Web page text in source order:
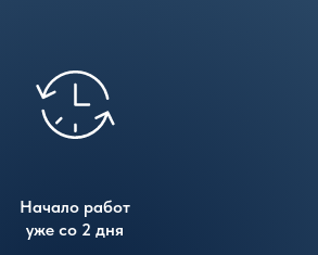
Начало работ
уже со 2 дня